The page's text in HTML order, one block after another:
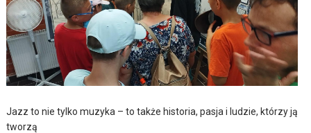
Jazz to nie tylko muzyka – to także historia, pasja i ludzie, którzy ją
tworzą